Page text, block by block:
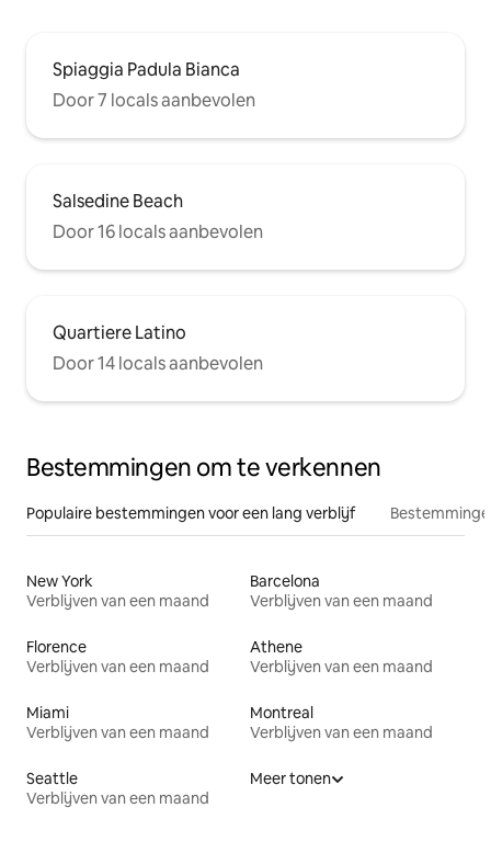
Spiaggia Padula Bianca
Door 7 locals aanbevolen
Salsedine Beach
Door 16 locals aanbevolen
Quartiere Latino
Door 14 locals aanbevolen
Bestemmingen om te verkennen
Populaire bestemmingen voor een lang verblijf
New York
Verblijven van een maand
Barcelona
Verblijven van een maand
Florence
Verblijven van een maand
Athene
Verblijven van een maand
Miami
Verblijven van een maand
Montreal
Verblijven van een maand
Seattle
Verblijven van een maand
Meer tonen